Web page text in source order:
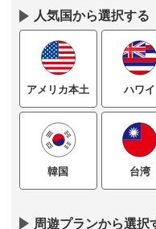
人気国から選択する
アメリカ本土 ハワイ
韓国 台湾
周遊プランから選択